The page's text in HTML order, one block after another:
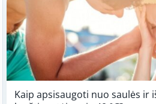
Kaip apsisaugoti nuo saulės ir